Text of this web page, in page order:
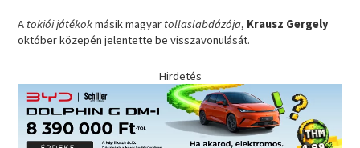
A tokiói játékokmásik magyar tollaslabdázója, Krausz Gergely
október közepén jelentette be visszavonulását.
Hirdetés